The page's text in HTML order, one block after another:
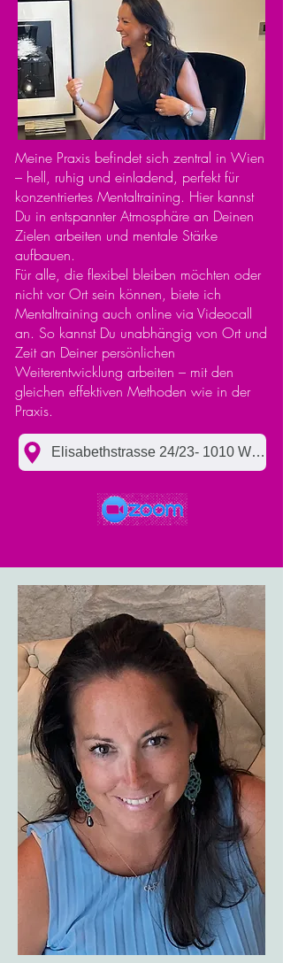
Meine Praxis befindet sich zentral in Wien
– hell, ruhig und einladend, perfekt für
konzentriertes Mentaltraining. Hier kannst
Du in entspannter Atmosphäre an Deinen
Zielen arbeiten und mentale Stärke
aufbauen.
Für alle, die flexibel bleiben möchten oder
nicht vor Ort sein können, biete ich
Mentaltraining auch online via Videocall
an. So kannst Du unabhängig von Ort und
Zeit an Deiner persönlichen
Weiterentwicklung arbeiten – mit den
gleichen effektiven Methoden wie in der
Praxis.
Elisabethstrasse 24/23- 1010 Wien